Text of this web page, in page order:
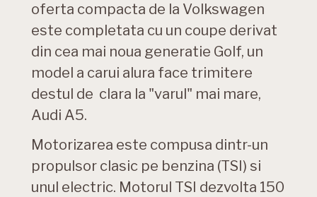
oferta compacta de la Volkswagen
este completata cu un coupe derivat
din cea mai noua generatie Golf, un
model a carui alura face trimitere
destul de clara la "varul" mai mare,
Audi A5.
Motorizarea este compusa dintr-un
propulsor clasic pe benzina (TSI) si
unul electric. Motorul TSI dezvolta 150